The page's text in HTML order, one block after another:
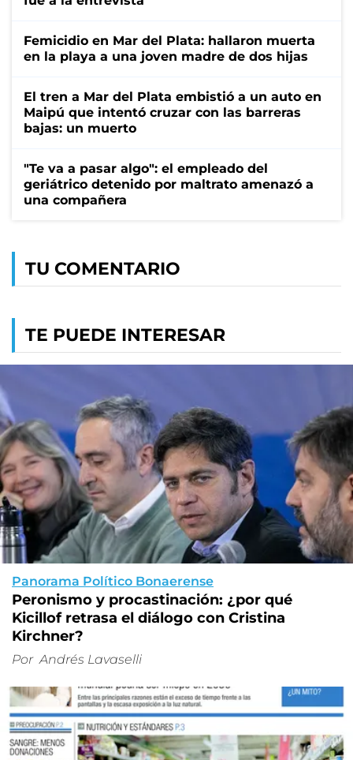
Femicidio en Mar del Plata: hallaron muerta
en la playa a una joven madre de dos hijas
El tren a Mar del Plata embistió a un auto en
Maipú que intentó cruzar con las barreras
bajas: un muerto
"Te va a pasar algo": el empleado del
geriátrico detenido por maltrato amenazó a
una compañera
TU COMENTARIO
TE PUEDE INTERESAR
Panorama Político Bonaerense
Peronismo y procastinación: ¿por qué
Kicillof retrasa el diálogo con Cristina
Kirchner?
Por Andrés Lavaselli